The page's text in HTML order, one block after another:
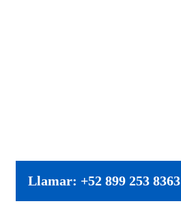
Llamar: +52 899 253 8363